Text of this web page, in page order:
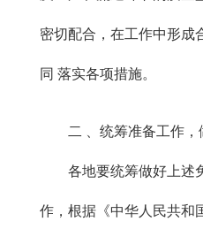
密切配合，在工作中形成
同 落实各项措施。
二 、统筹准备工作
各地要统筹做好上述
作，根据《中华人民共和